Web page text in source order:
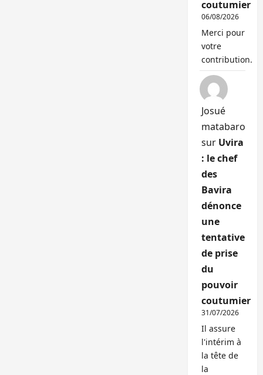
coutumier
06/08/2026
Merci pour
votre
contribution.
Josué
matabaro
sur Uvira
: le chef
des
Bavira
dénonce
une
tentative
de prise
du
pouvoir
coutumier
31/07/2026
Il assure
l'intérim à
la tête de
la